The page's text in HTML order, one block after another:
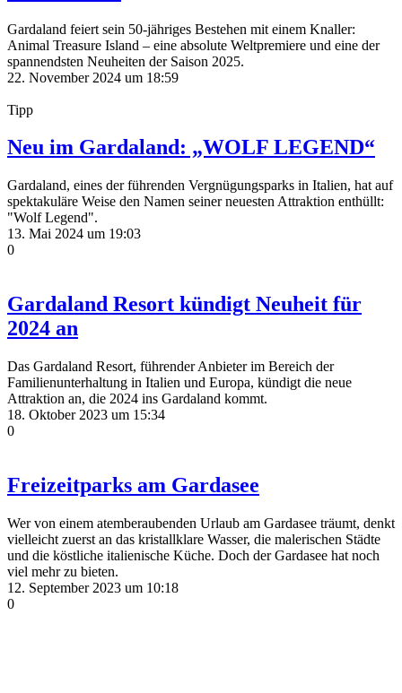
Gardaland feiert sein 50-jähriges Bestehen mit einem Knaller:
Animal Treasure Island – eine absolute Weltpremiere und eine der
spannendsten Neuheiten der Saison 2025.
22. November 2024 um 18:59
Tipp
Neu im Gardaland: „WOLF LEGEND“
Gardaland, eines der führenden Vergnügungsparks in Italien, hat auf
spektakuläre Weise den Namen seiner neuesten Attraktion enthüllt:
"Wolf Legend".
13. Mai 2024 um 19:03
0
Gardaland Resort kündigt Neuheit für
2024 an
Das Gardaland Resort, führender Anbieter im Bereich der
Familienunterhaltung in Italien und Europa, kündigt die neue
Attraktion an, die 2024 ins Gardaland kommt.
18. Oktober 2023 um 15:34
0
Freizeitparks am Gardasee
Wer von einem atemberaubenden Urlaub am Gardasee träumt, denkt
vielleicht zuerst an das kristallklare Wasser, die malerischen Städte
und die köstliche italienische Küche. Doch der Gardasee hat noch
viel mehr zu bieten.
12. September 2023 um 10:18
0